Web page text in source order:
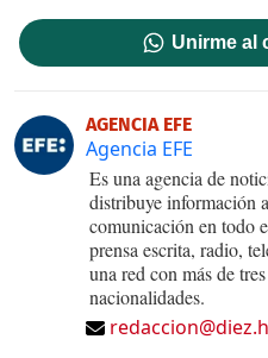
Unirme al
AGENCIA EFE
Agencia EFE
Es una agencia de
distribuye información
comunicación en todo
prensa escrita, radio,
una red con más de
nacionalidades.